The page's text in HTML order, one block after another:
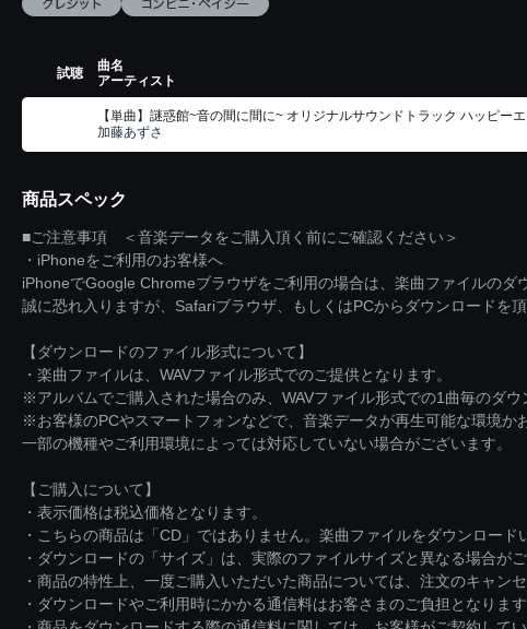
試聴
曲名
アーティスト
【単曲】謎惑館~音の間に間に~ オリジナルサウンドトラック ハッピー
加藤あずさ
商品スペック
■ご注意事項 ＜音楽データをご購入頂く前にご確認ください＞
・iPhoneをご利用のお客様へ
iPhoneでGoogle Chromeブラウザをご利用の場合は、楽曲ファイルのダ
誠に恐れ入りますが、Safariブラウザ、もしくはPCからダウンロードを
【ダウンロードのファイル形式について】
・楽曲ファイルは、WAVファイル形式でのご提供となります。
※アルバムでご購入された場合のみ、WAVファイル形式での1曲毎のダ
※お客様のPCやスマートフォンなどで、音楽データが再生可能な環境か
一部の機種やご利用環境によっては対応していない場合がございます。
【ご購入について】
・表示価格は税込価格となります。
・こちらの商品は「CD」ではありません。楽曲ファイルをダウンロー
・ダウンロードの「サイズ」は、実際のファイルサイズと異なる場合がご
・商品の特性上、一度ご購入いただいた商品については、注文のキャン
・ダウンロードやご利用時にかかる通信料はお客さまのご負担となります